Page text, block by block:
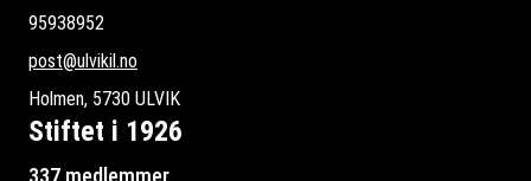
95938952
post@ulvikil.no
Holmen, 5730 ULVIK
Stiftet i 1926